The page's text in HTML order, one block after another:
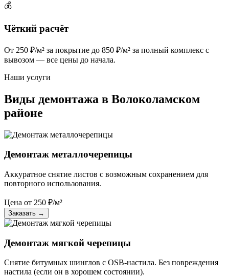
💰
Чёткий расчёт
От 250 ₽/м² за покрытие до 850 ₽/м² за полный комплекс с
вывозом — все цены до начала.
Наши услуги
Виды демонтажа в Волоколамском
районе
Демонтаж металлочерепицы
Аккуратное снятие листов с возможным сохранением для
повторного использования.
Цена от 250 ₽/м²
Заказать →
Демонтаж мягкой черепицы
Снятие битумных шинглов с OSB-настила. Без повреждения
настила (если он в хорошем состоянии).